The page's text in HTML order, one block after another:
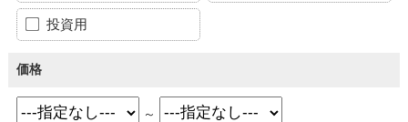
投資用
価格
～